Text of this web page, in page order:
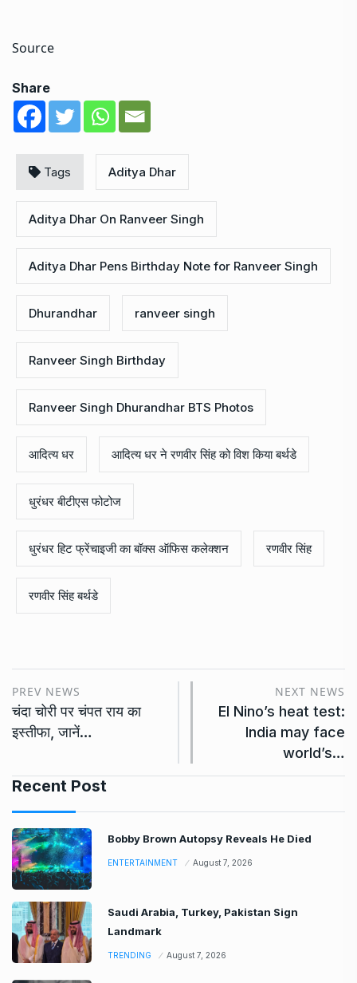
Source
Share
Tags Aditya Dhar
Aditya Dhar On Ranveer Singh
Aditya Dhar Pens Birthday Note for Ranveer Singh
Dhurandhar ranveer singh
Ranveer Singh Birthday
Ranveer Singh Dhurandhar BTS Photos
आदित्य धर आदित्य धर ने रणवीर सिंह को विश किया बर्थडे
धुरंधर बीटीएस फोटोज
धुरंधर हिट फ्रेंचाइजी का बॉक्स ऑफिस कलेक्शन रणवीर सिंह
रणवीर सिंह बर्थडे
PREV NEWS
चंदा चोरी पर चंपत राय का
इस्तीफा, जानें…
NEXT NEWS
El Nino’s heat test:
India may face
world’s…
Recent Post
Bobby Brown Autopsy Reveals He Died
ENTERTAINMENT August 7, 2026
Saudi Arabia, Turkey, Pakistan Sign
Landmark
TRENDING August 7, 2026